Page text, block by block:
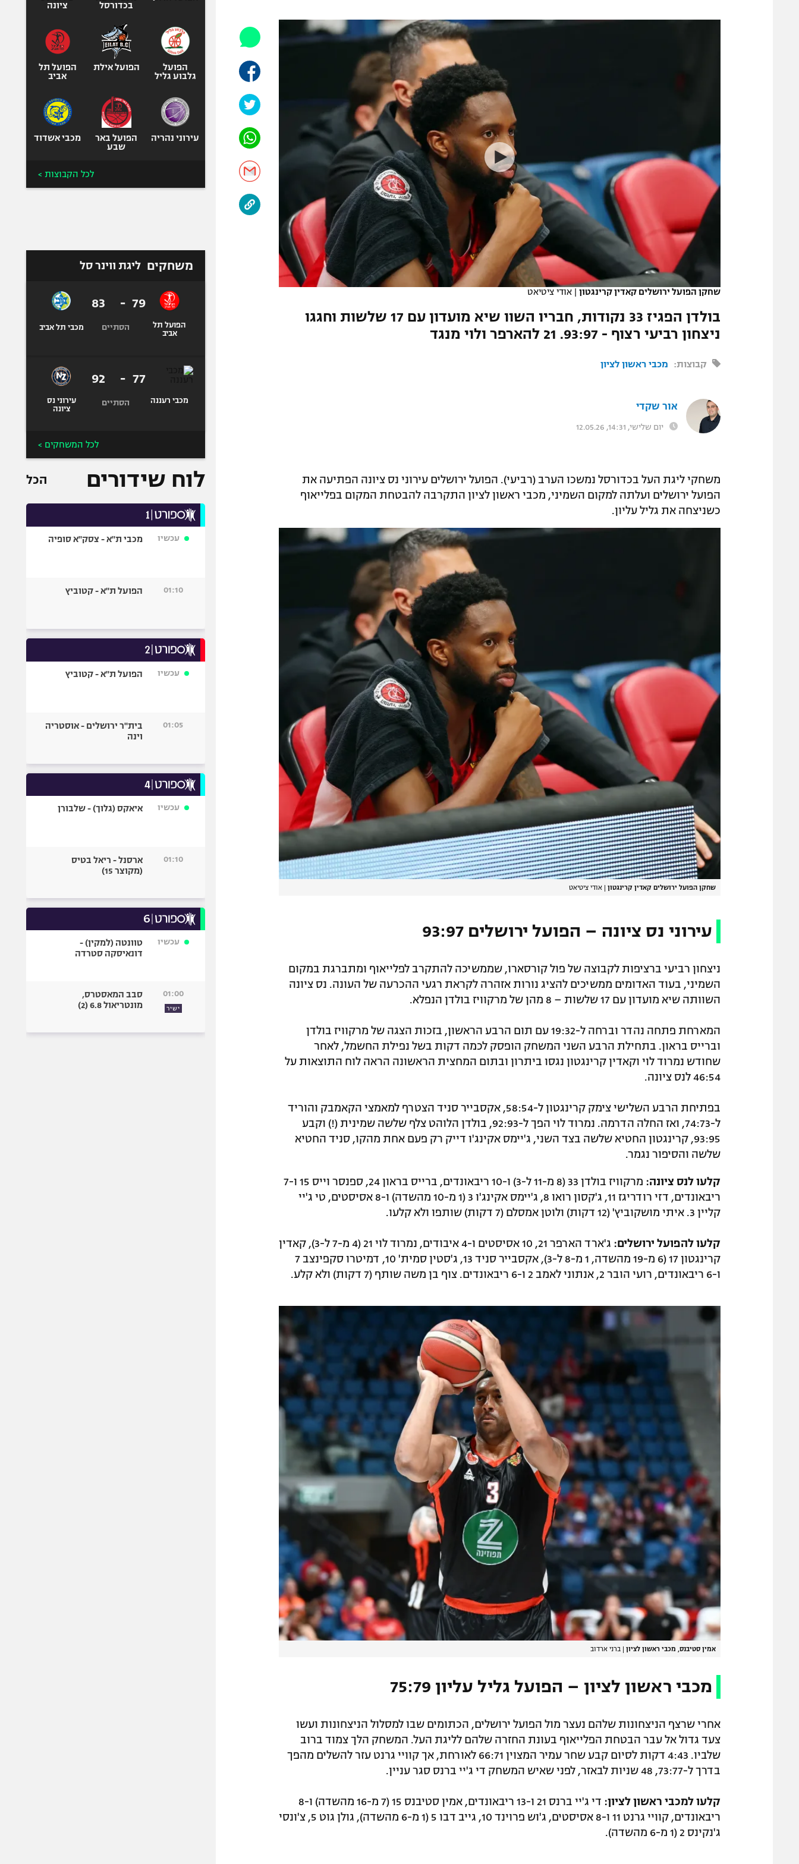
מדיניות פרטיות
תקנון פעילות ספורט 1
רשיון להקרנה פומבית לבית עסק
הצטרפות לחבילת הערוצים
לוח דרושים – ג'ובנט
הפועל תל אביב
ליגה סינית
ליגה ברזילאית
ליגות נוספות
ספורט מוטורי
כדורמים
ספורט אתגרי
ואקסטרים
אומנויות לחימה
שחקן הפועל ירושלים קאדין קרינגטון | אודי ציטיאט
בולדן הפגיז 33 נקודות, חבריו השוו שיא מועדון עם 17 שלשות וחגגו
ניצחון רביעי רצוף - 93:97. 21 להארפר ולוי מנגד
קבוצות: מכבי ראשון לציון
אור שקדי
יום שלישי, 14:31, 12.05.26
משחקי ליגת העל בכדורסל נמשכו הערב (רביעי). הפועל ירושלים עירוני נס ציונה הפתיעה את
הפועל ירושלים ועלתה למקום השמיני, מכבי ראשון לציון התקרבה להבטחת המקום בפלייאוף
כשניצחה את גליל עליון.
שחקן הפועל ירושלים קאדין קרינגטון | אודי ציטיאט
עירוני נס ציונה – הפועל ירושלים 93:97
ניצחון רביעי ברציפות לקבוצה של פול קורסארו, שממשיכה להתקרב לפלייאוף ומתברגת במקום
השמיני, בעוד האדומים ממשיכים להציג נורות אזהרה לקראת רגעי ההכרעה של העונה. נס ציונה
השוותה שיא מועדון עם 17 שלשות – 8 מהן של מרקוויז בולדן הנפלא.
המארחת פתחה נהדר וברחה ל-19:32 עם תום הרבע הראשון, בזכות הצגה של מרקוויז בולדן
וברייס בראון. בתחילת הרבע השני המשחק הופסק לכמה דקות בשל נפילת החשמל, לאחר
שחודש נמרוד לוי וקאדין קרינגטון נגסו ביתרון ובתום המחצית הראשונה הראה לוח התוצאות על
46:54 לנס ציונה.
בפתיחת הרבע השלישי צימק קרינגטון ל-58:54, אקסבייר סניד הצטרף למאמצי הקאמבק והוריד
ל-74:73, ואז החלה הדרמה. נמרוד לוי הפך ל-92:93, בולדן הלוהט צלף שלשה שמינית (!) וקבע
93:95, קרינגטון החטיא שלשה בצד השני, ג'יימס אקינג'ו דייק רק פעם אחת מהקו, סניד החטיא
שלשה והסיפור נגמר.
קלעו לנס ציונה:
מרקוויז בולדן 33 (8 מ-11 ל-3) ו-10 ריבאונדים, ברייס בראון 24, ספנסר וייס 15 ו-7
ריבאונדים, דזי רודריגז 11, ג'קסון רואו 8, ג'יימס אקינג'ו 3 (1 מ-10 מהשדה) ו-8 אסיסטים, טי ג'יי
קליין 3. איתי מושקוביץ' (12 דקות) ולוטן אמסלם (7 דקות) שותפו ולא קלעו.
קלעו להפועל ירושלים:
ג'ארד הארפר 21, 10 אסיסטים ו-4 איבודים, נמרוד לוי 21 (4 מ-7 ל-3), קאדין
קרינגטון 17 (6 מ-19 מהשדה, 1 מ-8 ל-3), אקסבייר סניד 13, ג'סטין סמית' 10, דמיטרו סקפינצב 7
ו-6 ריבאונדים, רועי הובר 2, אנתוני לאמב 2 ו-6 ריבאונדים. צוף בן משה שותף (7 דקות) ולא קלע.
אמין סטיבנס, מכבי ראשון לציון ברני ארדוב
מכבי ראשון לציון – הפועל גליל עליון 75:79
אחרי שרצף הניצחונות שלהם נעצר מול הפועל ירושלים, הכתומים שבו למסלול הניצחונות ועשו
צעד גדול אל עבר הבטחת הפלייאוף בעונת החזרה שלהם לליגת העל. המשחק הלך צמוד ברוב
שלביו. 4:43 דקות לסיום קבע שחר עמיר המצוין 66:71 לאורחת, אך קוויי גרנט עזר להשלים מהפך
בדרך ל-73:77, 48 שניות לבאזר, לפני שאיש המשחק די ג'יי ברנס סגר עניין.
קלעו למכבי ראשון לציון:
די ג'יי ברנס 21 ו-13 ריבאונדים, אמין סטיבנס 15 (7 מ-16 מהשדה) ו-8
ריבאונדים, קוויי גרנט 11 ו-8 אסיסטים, ג'וש פרוינד 10, גייב דבו 5 (1 מ-6 מהשדה), גולן גוט 5, צ'ונסי
ג'נקינס 2 (1 מ-6 מהשדה).
בכדורסל
ציונה
הפועל
גלבוע גליל
הפועל אילת
הפועל תל
אביב
עירוני נהריה
הפועל באר
שבע
מכבי אשדוד
לכל הקבוצות >
משחקים ליגת ווינר סל
הפועל תל
אביב
79
-
83
הסתיים מכבי תל אביב
מכבי רעננה
77
-
92
הסתיים
עירוני נס
ציונה
לכל המשחקים >
לוח שידורים הכל
עכשיו מכבי ת"א - צסק"א סופיה
01:10 הפועל ת"א - קטוביץ
עכשיו הפועל ת"א - קטוביץ
01:05
בית"ר ירושלים - אוסטריה
וינה
עכשיו איאקס (גלוך) - שלבורן
01:10
ארסנל - ריאל בטיס
(מקוצר 15)
עכשיו
טוונטה (למקין) -
דונאיסקה סטרדה
01:00
ישיר
סבב המאסטרס,
מונטריאול 6.8 (2)